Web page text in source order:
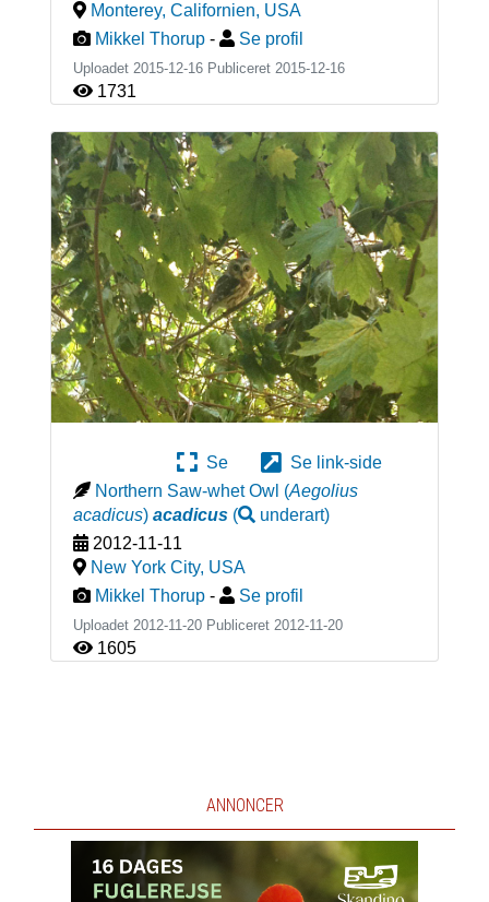
Monterey, Californien, USA
Mikkel Thorup - Se profil
Uploadet 2015-12-16 Publiceret 2015-12-16
1731
Se
Se link-side
Northern Saw-whet Owl (Aegolius
acadicus) acadicus( underart)
2012-11-11
New York City, USA
Mikkel Thorup - Se profil
Uploadet 2012-11-20 Publiceret 2012-11-20
1605
ANNONCER